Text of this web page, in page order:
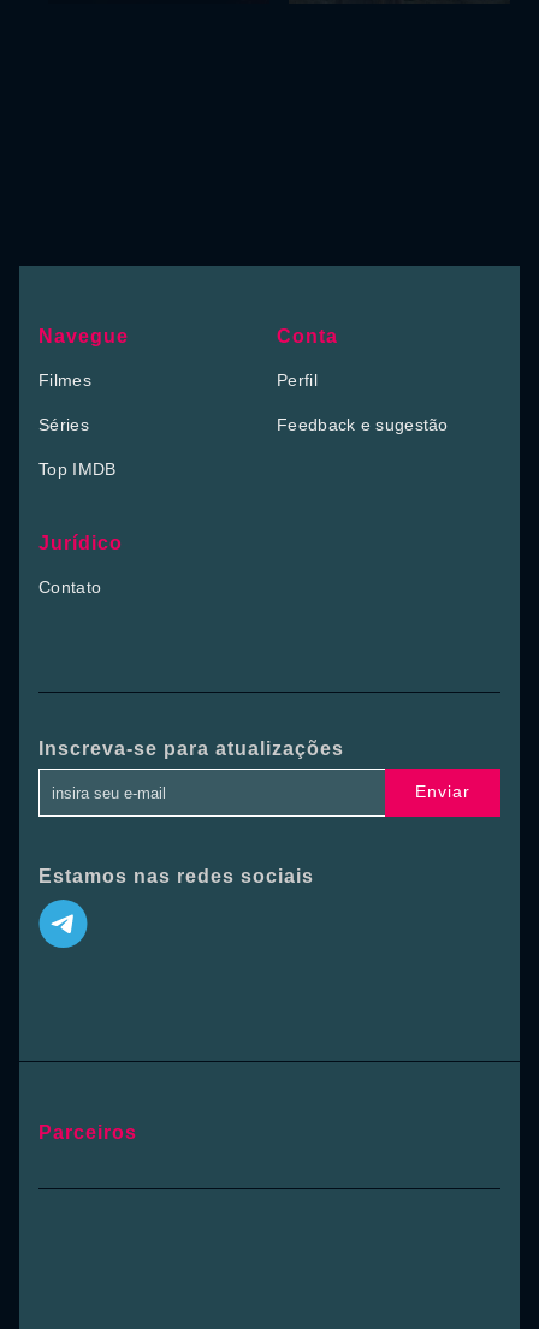
Navegue
Filmes
Séries
Top IMDB
Conta
Perfil
Feedback e sugestão
Jurídico
Contato
Inscreva-se para atualizações
Enviar
Estamos nas redes sociais
Parceiros